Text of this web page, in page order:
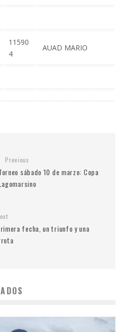
11590
4
AUAD MARIO
Previous
sábado 10 de marzo: Copa
fecha, un triunfo y una